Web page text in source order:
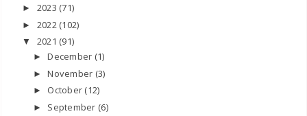
► 2023 (71)
► 2022 (102)
▼ 2021 (91)
►December (1)
►November (3)
► October (12)
► September (6)